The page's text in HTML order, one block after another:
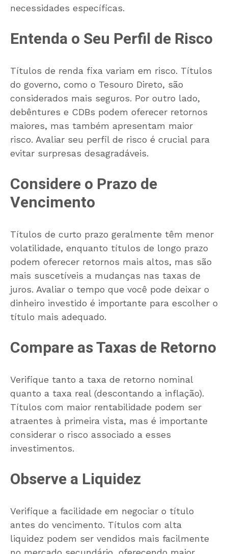
necessidades específicas.
Entenda o Seu Perfil de Risco
Títulos de renda fixa variam em risco. Títulos
do governo, como o Tesouro Direto, são
considerados mais seguros. Por outro lado,
debêntures e CDBs podem oferecer retornos
maiores, mas também apresentam maior
risco. Avaliar seu perfil de risco é crucial para
evitar surpresas desagradáveis.
Considere o Prazo de
Vencimento
Títulos de curto prazo geralmente têm menor
volatilidade, enquanto títulos de longo prazo
podem oferecer retornos mais altos, mas são
mais suscetíveis a mudanças nas taxas de
juros. Avaliar o tempo que você pode deixar o
dinheiro investido é importante para escolher o
título mais adequado.
Compare as Taxas de Retorno
Verifique tanto a taxa de retorno nominal
quanto a taxa real (descontando a inflação).
Títulos com maior rentabilidade podem ser
atraentes à primeira vista, mas é importante
considerar o risco associado a esses
investimentos.
Observe a Liquidez
Verifique a facilidade em negociar o título
antes do vencimento. Títulos com alta
liquidez podem ser vendidos mais facilmente